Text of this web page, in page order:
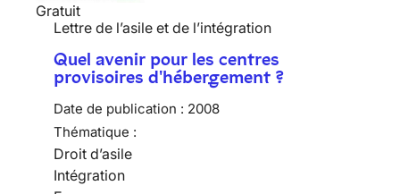
Gratuit
Lettre de l’asile et de l’intégration
Quel avenir pour les centres
provisoires d'hébergement ?
Date de publication : 2008
Thématique :
Droit d’asile
Intégration